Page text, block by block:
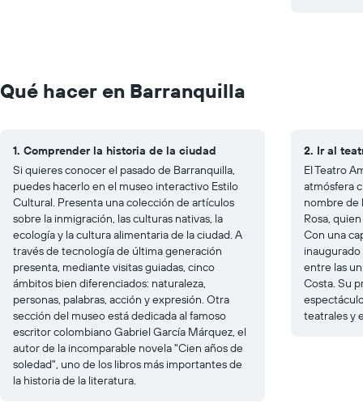
Qué hacer en Barranquilla
1. Comprender la historia de la ciudad
Si quieres conocer el pasado de Barranquilla,
puedes hacerlo en el museo interactivo Estilo
Cultural. Presenta una colección de artículos
sobre la inmigración, las culturas nativas, la
ecología y la cultura alimentaria de la ciudad. A
través de tecnología de última generación
presenta, mediante visitas guiadas, cinco
ámbitos bien diferenciados: naturaleza,
personas, palabras, acción y expresión. Otra
sección del museo está dedicada al famoso
escritor colombiano Gabriel García Márquez, el
autor de la incomparable novela "Cien años de
soledad", uno de los libros más importantes de
la historia de la literatura.
2. Ir al
El Teatro
atmósfera
nombre de
Rosa,
Con una
entre las
Costa. Su
teatrales y